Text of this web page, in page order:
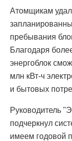
Атомщикам
пребывания
Благодаря
энергоблок
млн кВт-ч
и бытовых
Руководитель
подчеркнул
имеем годовой